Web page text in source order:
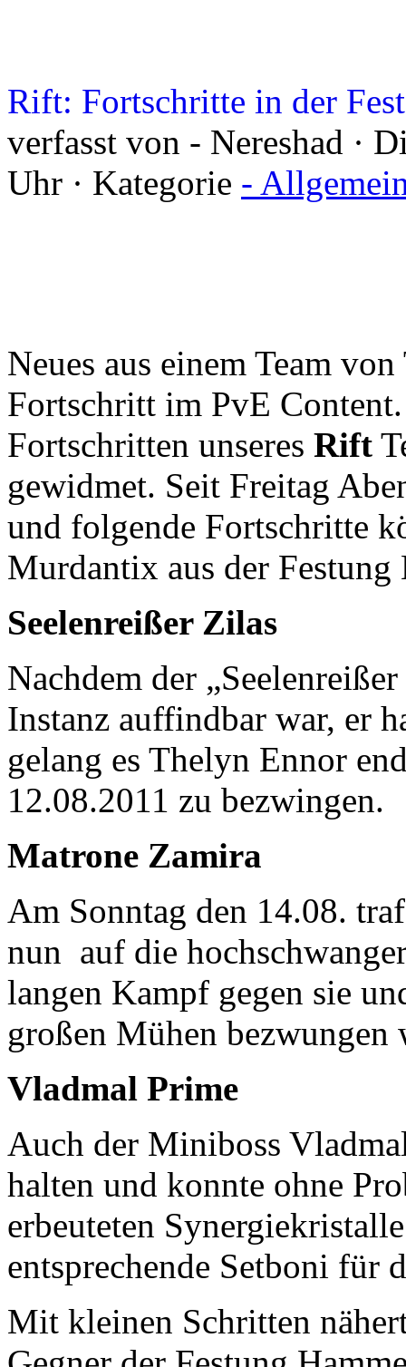
Rift: Fortschritte in der
verfasst von - Nereshad ·
Uhr · Kategorie -
Neues aus einem Team
Fortschritt im PvE
Fortschritten unseres Rift
gewidmet. Seit Freitag
und folgende Fortschritte
Murdantix aus der
Seelenreißer Zilas
Nachdem der
Instanz auffindbar war, er
gelang es Thelyn Ennor
12.08.2011 zu bezwingen.
Matrone Zamira
Am Sonntag den 14.08.
nun auf die
langen Kampf gegen sie
großen Mühen bezwungen
Vladmal Prime
Auch der Miniboss
halten und konnte ohne
erbeuteten
entsprechende Setboni für
Mit kleinen Schritten